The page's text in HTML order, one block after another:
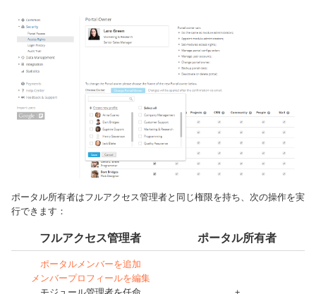
ポータル所有者はフルアクセス管理者と同じ権限を持ち、次の操作を実
行できます：
フルアクセス管理者 ポータル所有者
ポータルメンバーを追加
メンバープロフィールを編集